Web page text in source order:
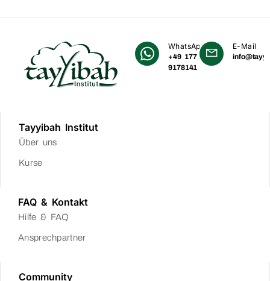
WhatsApp
+49 177
9178141
E-Mail
Tayyibah Institut
Über uns
Kurse
FAQ & Kontakt
Hilfe & FAQ
Ansprechpartner
Community